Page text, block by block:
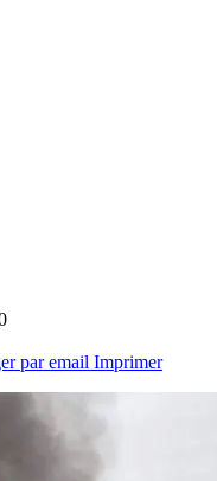
par email Imprimer